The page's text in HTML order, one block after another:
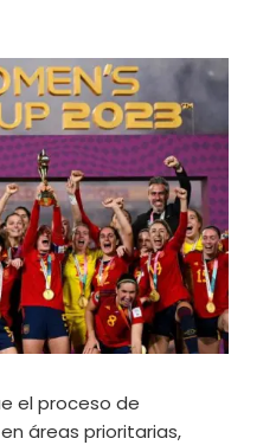
el proceso de
áreas prioritarias,